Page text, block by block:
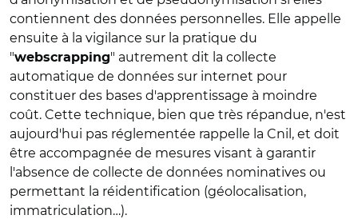
contiennent des données personnelles. Elle appelle
ensuite à la vigilance sur la pratique du
"webscrapping" autrement dit la collecte
automatique de données sur internet pour
constituer des bases d'apprentissage à moindre
coût. Cette technique, bien que très répandue, n'est
aujourd'hui pas réglementée rappelle la Cnil, et doit
être accompagnée de mesures visant à garantir
l'absence de collecte de données nominatives ou
permettant la réidentification (géolocalisation,
immatriculation…).